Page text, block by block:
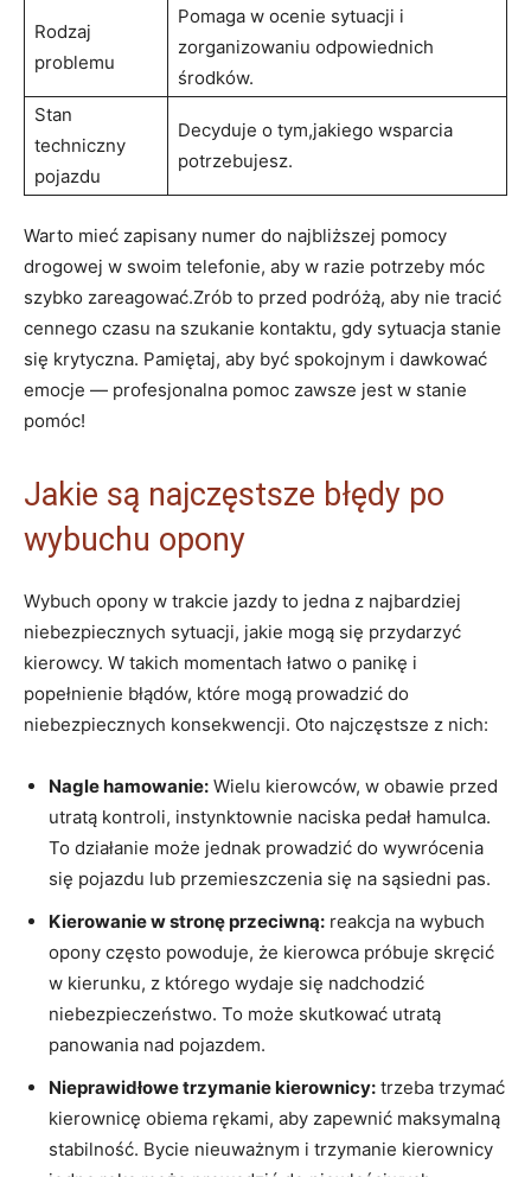
Rodzaj
problemu
Pomaga​ w ocenie sytuacji i
zorganizowaniu odpowiednich
środków.
Stan
techniczny
pojazdu
Decyduje o tym,jakiego wsparcia
potrzebujesz.
Warto mieć zapisany numer do najbliższej pomocy
drogowej w swoim telefonie, aby w razie potrzeby⁤ móc
szybko ‍zareagować.Zrób to przed podróżą,‍ aby nie tracić
cennego czasu na szukanie kontaktu, gdy⁤ sytuacja stanie
się ⁢krytyczna.‍ Pamiętaj, aby być spokojnym i dawkować⁢
emocje — profesjonalna ‍pomoc zawsze jest w stanie
pomóc!
Jakie są najczęstsze błędy po
wybuchu‍ opony
Wybuch opony w trakcie ⁢jazdy to jedna z najbardziej
niebezpiecznych sytuacji, jakie‌ mogą się przydarzyć
kierowcy. W takich momentach łatwo ​o panikę i
popełnienie błądów, które mogą prowadzić⁤ do
niebezpiecznych konsekwencji. Oto najczęstsze z nich:
Nagle hamowanie: Wielu kierowców, w obawie przed
utratą kontroli, instynktownie naciska pedał hamulca.
‌To ‍działanie może jednak prowadzić do wywrócenia⁢
się⁣ pojazdu lub przemieszczenia się na sąsiedni pas.
Kierowanie w stronę przeciwną: reakcja⁤ na​ wybuch
opony często powoduje, że kierowca próbuje ⁣skręcić
w kierunku, ⁣z⁢ którego wydaje się nadchodzić
⁣niebezpieczeństwo. ​To może skutkować utratą
panowania nad pojazdem.
Nieprawidłowe trzymanie kierownicy: trzeba trzymać
kierownicę obiema rękami,‌ aby zapewnić⁤ maksymalną
stabilność. ​Bycie nieuważnym i trzymanie ⁣kierownicy